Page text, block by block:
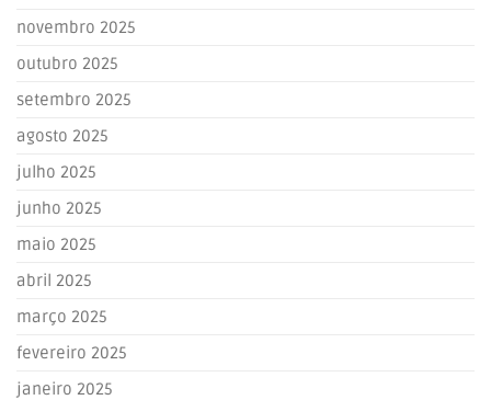
novembro 2025
outubro 2025
setembro 2025
agosto 2025
julho 2025
junho 2025
maio 2025
abril 2025
março 2025
fevereiro 2025
janeiro 2025